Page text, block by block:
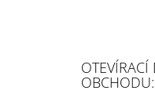
OBCHODU: